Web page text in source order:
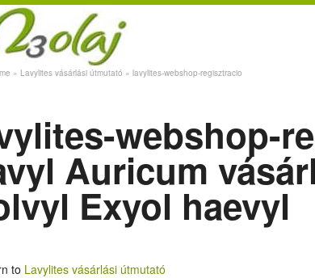
» Lavylites vásárlási útmutató » lavylites-webshop-regisztracio
webshop-
Auricum
Exyol haevyl
to Lavylites vásárlási útmutató